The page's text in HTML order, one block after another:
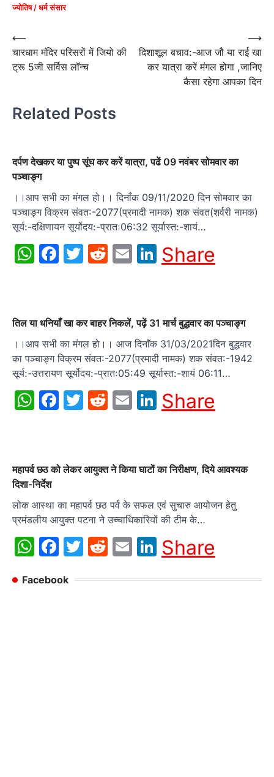
ज्योतिष / धर्म संसार
Post
navigation
⟵
चारधाम मंदिर परिसरों में जियो की
ट्रू 5जी सर्विस लॉन्च
दिशाशूल बचाव:-आज जौ या राई खा
कर यात्रा करें मंगल होगा ,जानिए
कैसा रहेगा आपका दिन
⟶
Related Posts
दर्पण देखकर या पुष्प सूंघ कर करें यात्रा, पढें 09 नवंबर सोमवार का
पञ्चाङ्ग
।।आप सभी का मंगल हो।। दिनाँक 09/11/2020 दिन सोमवार का
पञ्चाङ्ग विक्रम संवत:-2077(प्रमादी नामक) शक संवत(शर्वरी नामक)
सूर्य:-दक्षिणायन सूर्योदय:-प्रातः06:32 सूर्यास्त:-शायं…
WhatsApp
Facebook
Twitter
Reddit
EmailLinkedIn
Share
तिल या धनियाँ खा कर बाहर निकलें, पढ़ें 31 मार्च बुद्धवार का पञ्चाङ्ग
।।आप सभी का मंगल हो।। आज दिनाँक 31/03/2021दिन बुद्धवार
का पञ्चाङ्ग विक्रम संवत:-2077(प्रमादी नामक) शक संवत:-1942
सूर्य:-उत्तरायण सूर्योदय:-प्रातः05:49 सूर्यास्त:-शायं 06:11…
WhatsApp
Facebook
Twitter
Reddit
EmailLinkedIn
Share
महापर्व छठ को लेकर आयुक्त ने किया घाटों का निरीक्षण, दिये आवश्यक
दिशा-निर्देश
लोक आस्था का महापर्व छठ पर्व के सफल एवं सुचारु आयोजन हेतु
प्रमंडलीय आयुक्त पटना ने उच्चाधिकारियों की टीम के…
WhatsApp
Facebook
Twitter
Reddit
EmailLinkedIn
Share
Facebook